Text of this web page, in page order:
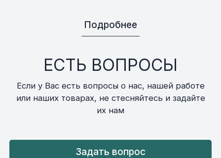
Подробнее
ЕСТЬ ВОПРОСЫ
Если у Вас есть вопросы о нас, нашей работе
или наших товарах, не стесняйтесь и задайте
их нам
Задать вопрос